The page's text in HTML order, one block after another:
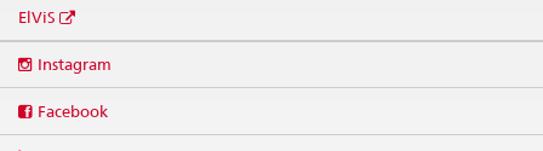
ElViS
media
Instagram
Facebook